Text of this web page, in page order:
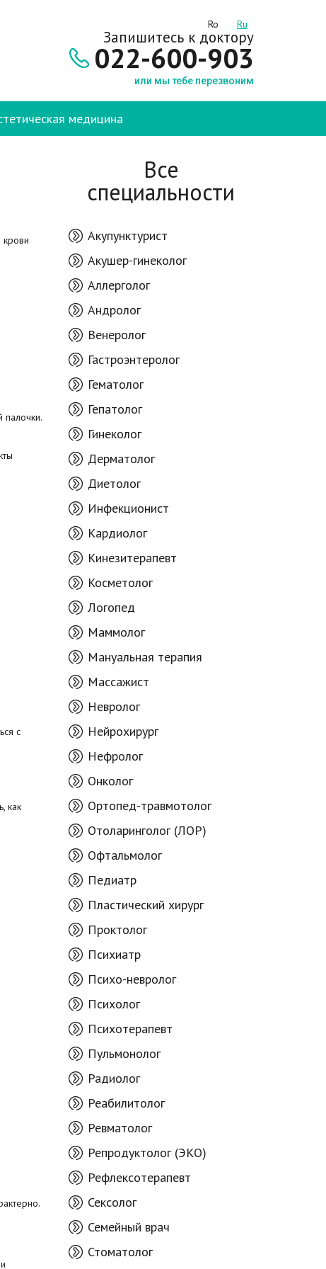
Ro Ru
Запишитесь к доктору
022-600-903
или мы тебе перезвоним
медицина
крови
палочки.
с
как
Все
специальности
Акупунктурист
Акушер-гинеколог
Аллерголог
Андролог
Венеролог
Гастроэнтеролог
Гематолог
Гепатолог
Гинеколог
Дерматолог
Диетолог
Инфекционист
Кардиолог
Кинезитерапевт
Косметолог
Логопед
Маммолог
Мануальная терапия
Массажист
Невролог
Нейрохирург
Нефролог
Онколог
Ортопед-травмотолог
Отоларинголог (ЛОР)
Офтальмолог
Педиатр
Пластический хирург
Проктолог
Психиатр
Психо-невролог
Психолог
Психотерапевт
Пульмонолог
Радиолог
Реабилитолог
Ревматолог
Репродуктолог (ЭКО)
Рефлексотерапевт
Сексолог
Семейный врач
Стоматолог